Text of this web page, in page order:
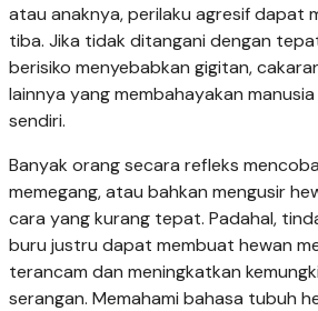
atau anaknya, perilaku agresif dapat
tiba. Jika tidak ditangani dengan
berisiko menyebabkan gigitan,
lainnya yang membahayakan
sendiri.
Banyak orang secara refleks
memegang, atau bahkan mengusir
cara yang kurang tepat. Padahal,
buru justru dapat membuat hewan
terancam dan meningkatkan
serangan. Memahami bahasa tubuh